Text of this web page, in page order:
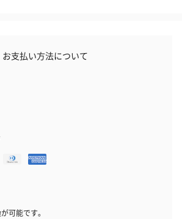
フラッグカプセル：イ
お支払い方法について
可能です。